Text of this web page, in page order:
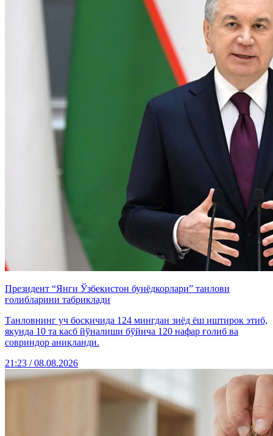
Президент “Янги Ўзбекистон бунёдкорлари” танлови
ғолибларини табриклади
Танловнинг уч босқичида 124 мингдан зиёд ёш иштирок этиб,
якунда 10 та касб йўналиши бўйича 120 нафар ғолиб ва
совриндор аниқланди.
21:23 / 08.08.2026